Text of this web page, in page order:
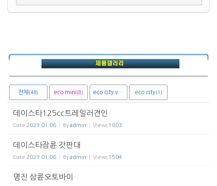
전체 (48) eco mini (8) eco city van eco city(1)
데이스타125cc트레일러견인
Date 2023.01.06 Byadmin Views 1803
데이스타잠륜 갓판대
Date 2023.01.06 Byadmin Views 1504
명진 삼륜오토바이